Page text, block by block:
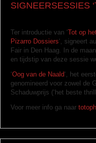
SIGNEERSESSIES
Ter introductie van ‘Tot op
Pizarro Dossiers‘, signeert
Fair in Den Haag. In de
en tijdstip van deze sessie
‘Oog van de Naald‘, het
genomineerd voor zowel de
Schaduwprijs (‘het beste
Voor meer info ga naar